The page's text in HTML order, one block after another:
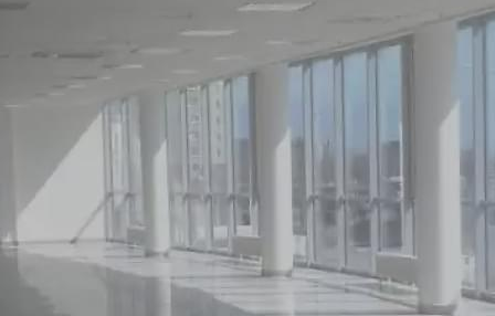
Новотушинский проезд , 1/17
Расположено
Предлагается
Продажа
Желаемый / подходящий вид деятельности
Назначение
Размер площади (м2)